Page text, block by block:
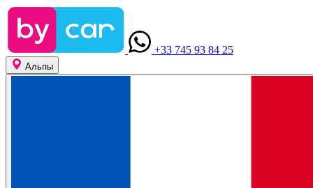
+33 745 93 84 25
Альпы